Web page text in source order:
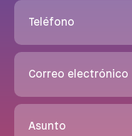
Teléfono
Correo electrónico
Asunto